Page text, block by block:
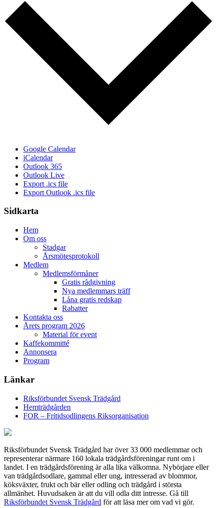
Google Calendar
iCalendar
Outlook 365
Outlook Live
Export .ics file
Export Outlook .ics file
Sidkarta
Hem
Om oss
Stadgar
Årsmötesprotokoll
Medlem
Medlemsförmåner
Gratis rådgivning
Nya medlemmars träff
Låna gratis redskap
Rabatter
Kontakta oss
Årets program 2026
Material för event
Kaffekommitté
Annonsera
Program
Länkar
Riksförbundet Svensk Trädgård
Hemträdgården
FOR – Fritidsodlingens Riksorganisation
Riksförbundet Svensk Trädgård har över 33 000 medlemmar och
representerar närmare 160 lokala trädgårdsföreningar runt om i
landet. I en trädgårdsförening är alla lika välkomna. Nybörjare eller
van trädgårdsodlare, gammal eller ung, intresserad av blommor,
köksväxter, frukt och bär eller odling och trädgård i största
allmänhet. Huvudsaken är att du vill odla ditt intresse. Gå till
Riksförbundet Svensk Trädgård för att läsa mer om vad vi gör.